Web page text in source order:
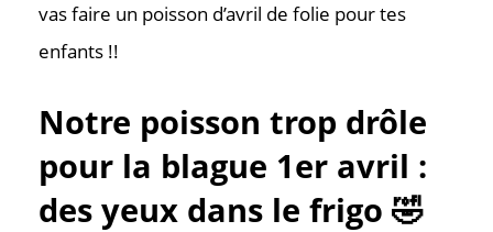
vas faire un poisson d’avril de folie pour tes
enfants !!
Notre poisson trop drôle
pour la blague 1er avril :
des yeux dans le frigo 🤣